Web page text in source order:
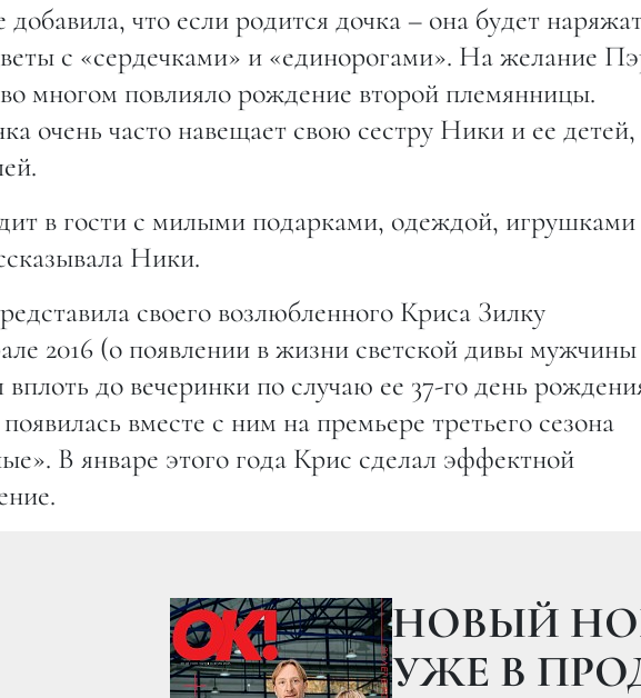
что если родится дочка – она будет
с «сердечками» и «единорогами». На желание
многом повлияло рождение второй племянницы.
очень часто навещает свою сестру Ники и ее детей,
в гости с милыми подарками, одеждой,
Ники.
своего возлюбленного Криса Зилку
2016 (о появлении в жизни светской дивы мужчины
вплоть до вечеринки по случаю ее 37-го день
вместе с ним на премьере третьего сезона
В январе этого года Крис сделал эффектной
ОБАМА ОТОЖГЛИ НА